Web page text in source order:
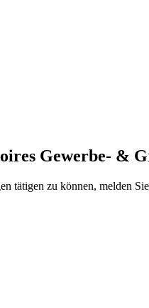
Gewerbe- &
tätigen zu können, melden